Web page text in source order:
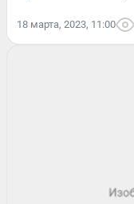
18 марта, 2023, 11:00